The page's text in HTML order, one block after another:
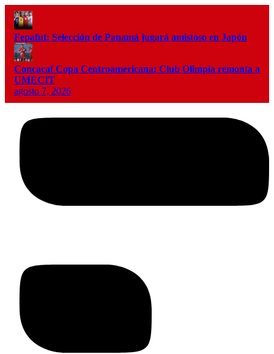
Fepafut: Selección de Panamá jugará amistoso en Japón
Concacaf Copa Centroamericana: Club Olimpia remonta a
UMECIT
agosto 7, 2026